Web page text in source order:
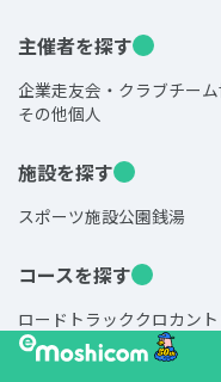
主催者を探す
企業走友会・クラブチーム
その他個人
施設を探す
スポーツ施設公園銭湯
コースを探す
ロード トラッククロカン